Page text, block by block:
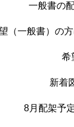
一般書の
は、受付
合は
新着
8月配架予